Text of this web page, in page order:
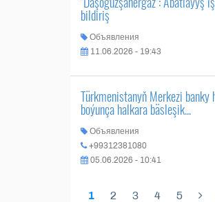
bildiriş
Объявления
11.06.2026 - 19:43
Türkmenistanyň Merkezi
boýunça halkara bäsleşik...
Объявления
+99312381080
05.06.2026 - 10:41
1 2 3 4 5